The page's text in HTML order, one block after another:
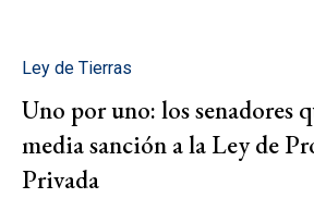
Ley de Tierras
Uno por uno: los senadores
media sanción a la Ley de
Privada